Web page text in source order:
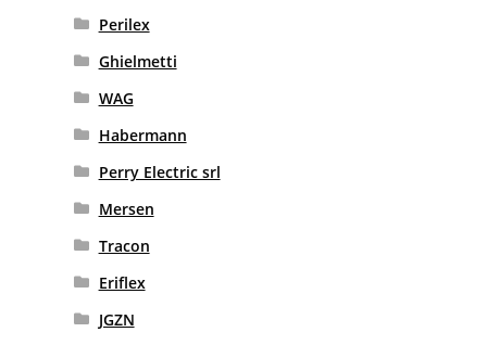
Perilex
Ghielmetti
WAG
Habermann
Perry Electric srl
Mersen
Tracon
Eriflex
JGZN